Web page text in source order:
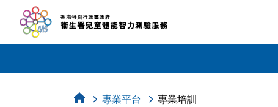
專業平台 專業培訓